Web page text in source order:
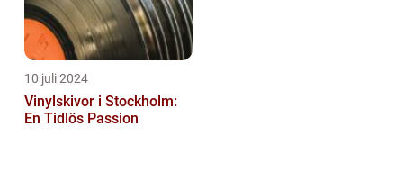
10 juli 2024
Vinylskivor i Stockholm:
En Tidlös Passion